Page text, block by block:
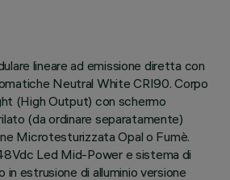
lineare ad emissione diretta con
Neutral White CRI90. Corpo
(High Output) con schermo
(da ordinare separatamente)
Microtesturizzata Opal o Fumè.
Led Mid-Power e sistema di
estrusione di alluminio versione